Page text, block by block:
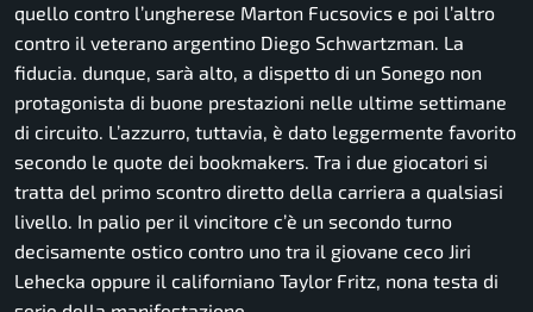
quello contro l’ungherese Marton Fucsovics e poi l’altro
contro il veterano argentino Diego Schwartzman. La
fiducia. dunque, sarà alto, a dispetto di un Sonego non
protagonista di buone prestazioni nelle ultime settimane
di circuito. L’azzurro, tuttavia, è dato leggermente favorito
secondo le quote dei bookmakers. Tra i due giocatori si
tratta del primo scontro diretto della carriera a qualsiasi
livello. In palio per il vincitore c’è un secondo turno
decisamente ostico contro uno tra il giovane ceco Jiri
Lehecka oppure il californiano Taylor Fritz, nona testa di